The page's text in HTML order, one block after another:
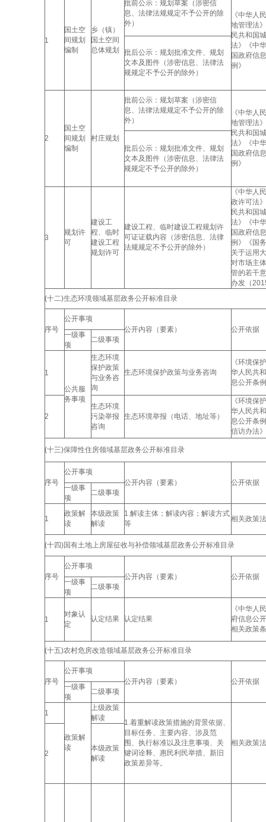
1
国土空
间规划
编制
乡（镇）
国土空间
总体规划
批前公示：规划草案（涉密信
息、法律法规规定不予公开的除
外）
《中华人
地管理法
民共和国
法》《中
国政府信
例》
批后公示：规划批准文件、规划
文本及图件（涉密信息、法律法
规规定不予公开的除外）
2
国土空
间规划
编制
村庄规划
批前公示：规划草案（涉密信
息、法律法规规定不予公开的除
外）
《中华人
地管理法
民共和国
法》《中
国政府信
例》
批后公示：规划批准文件、规划
文本及图件（涉密信息、法律法
规规定不予公开的除外）
3
规划许
可
建设工
程、临时
建设工程
规划许可
建设工程、临时建设工程规划许
可证证载内容（涉密信息、法律
法规规定不予公开的除外）
《中华人
政许可法
民共和国
法》《中
国政府信
例》《国
关于运用
对市场主
管的若干
办发（
(十二)生态环境领域基层政务公开标准目录
序号
公开事项
公开内容（要素）
公开依据
一级事
项
二级事项
1
公共服
务事项
生态环境
保护政策
与业务咨
询
生态环境保护政策与业务咨询
《环境保
华人民共
息公开条
2
生态环境
污染举报
咨询
生态环境举报（电话、地址等）
《环境保
华人民共
息公开条
信访办法
(十三)保障性住房领域基层政务公开标准目录
序号
公开事项
公开内容（要素）
公开依据
一级事
项
二级事项
1
政策解
读
本级政策
解读
1.解读主体；解读内容；解读方式
等
相关政策
(十四)国有土地上房屋征收与补偿领域基层政务公开标准目录
序号
公开事项
公开内容（要素）
公开依据
一级事
项
二级事项
1
对象认
定
认定结果 认定结果
《中华人
府信息公
相关政策
(十五)农村危房改造领域基层政务公开标准目录
序号
公开事项
公开内容（要素）
公开依据
一级事
项
二级事项
1
政策解
读
上级政策
解读
1.着重解读政策措施的背景依据、
目标任务、主要内容、涉及范
围、执行标准以及注意事项、关
键词诠释、惠民利民举措、新旧
政策差异等。
相关政策
2
本级政策
解读